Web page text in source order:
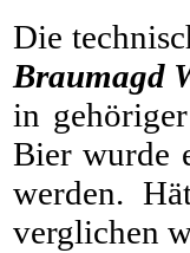
Die
Braumagd
in
Bier wurde
werden.
verglichen